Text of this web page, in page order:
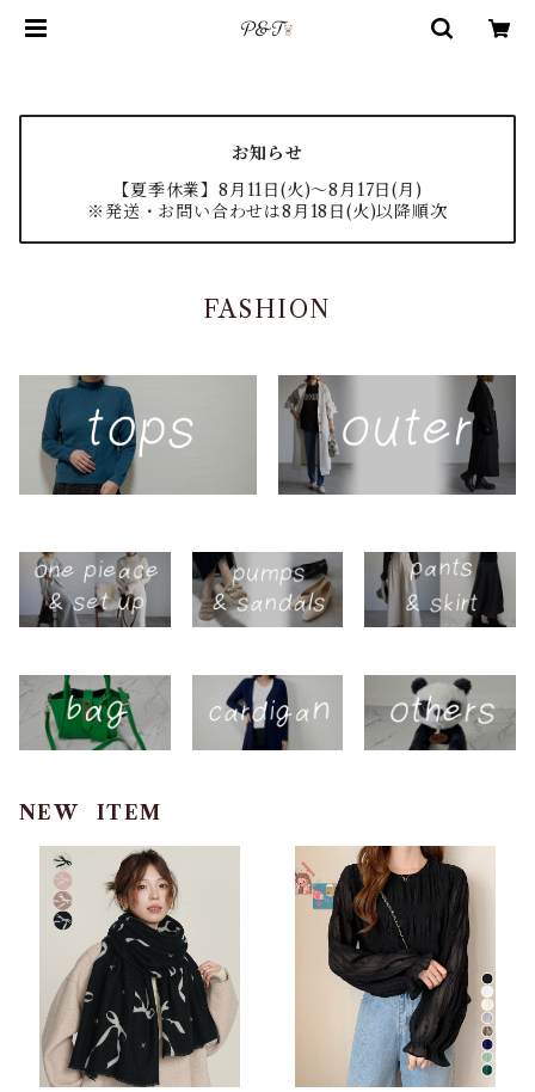
お知らせ
【夏季休業】8月11日(火)〜8月17日(月)
※発送・お問い合わせは8月18日(火)以降順次
FASHION
NEW ITEM